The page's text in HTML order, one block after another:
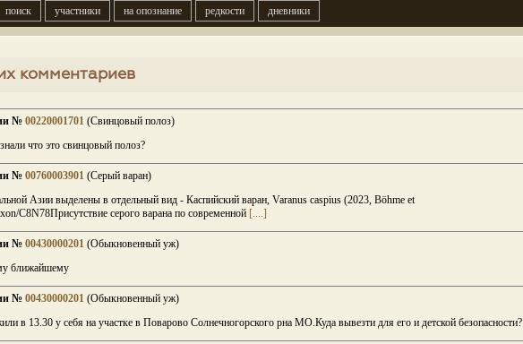
поиск участники на опознание редкости дневники
комментариев
№ 00220001701 (Свинцовый полоз)
что это свинцовый полоз?
№ 00760003901 (Серый варан)
Азии выделены в отдельный вид - Каспийский варан, Varanus caspius (2023, Böhme et
C8N78Присутствие серого варана по современной [....]
№ 00430000201 (Обыкновенный уж)
ближайшему
№ 00430000201 (Обыкновенный уж)
в 13.30 у себя на участке в Поварово Солнечногорского рна МО.Куда вывезти для его и детской безопасности?